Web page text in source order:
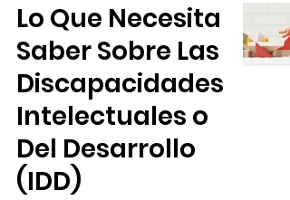
Lo Que Necesita
Saber Sobre Las
Discapacidades
Intelectuales o
Del Desarrollo
(IDD)